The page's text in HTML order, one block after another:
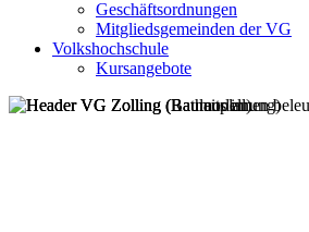
Geschäftsordnungen
Mitgliedsgemeinden der VG
Volkshochschule
Kursangebote